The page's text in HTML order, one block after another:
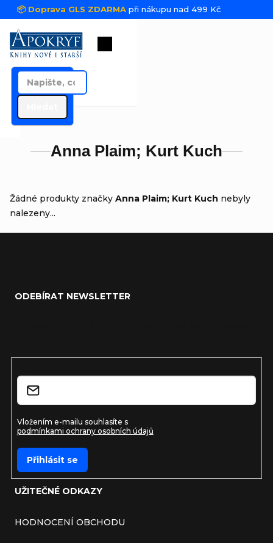
Přejít na obsah
📦 Doprava GLS ZDARMA při nákupu nad 499 Kč
Nákupní košík
Anna Plaim; Kurt Kuch
Žádné produkty značky Anna Plaim; Kurt Kuch nebyly
nalezeny...
UŽITEČNÉ ODKAZY
HODNOCENÍ OBCHODU
ODEBÍRAT NEWSLETTER
Vložením e-mailu souhlasíte s
podmínkami ochrany osobních údajů
Přihlásit se